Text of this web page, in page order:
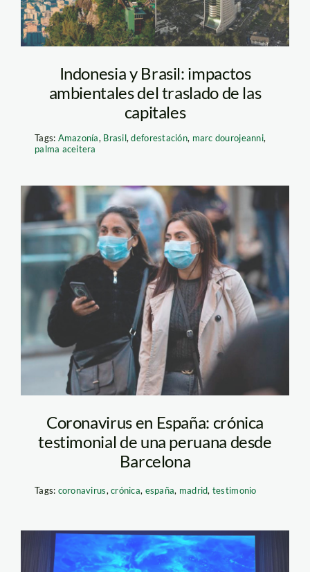
Indonesia y Brasil: impactos
ambientales del traslado de las
capitales
Tags: Amazonía, Brasil,deforestación, marc dourojeanni,
palma aceitera
coronavirus-
barcelona—la-
vanguardia
Coronavirus en España: crónica
testimonial de una peruana desde
Barcelona
Tags: coronavirus,crónica, españa, madrid, testimonio